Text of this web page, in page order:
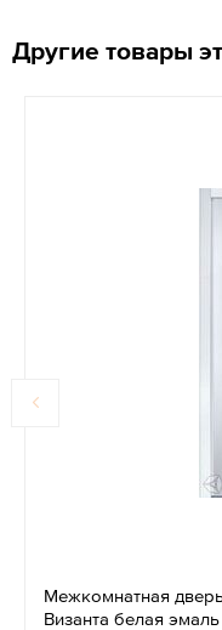
Другие товары
Межкомнатная
Византа белая эмаль